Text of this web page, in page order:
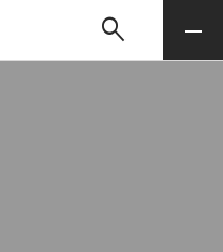
Söksearch Meny